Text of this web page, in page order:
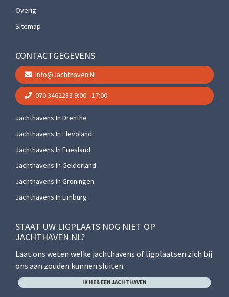
Overig
Sitemap
CONTACTGEGEVENS
Info@jachthaven.nl
070 3462283 9:00 - 17:00
Jachthavens In Drenthe
Jachthavens In Flevoland
Jachthavens In Friesland
Jachthavens In Gelderland
Jachthavens In Groningen
Jachthavens In Limburg
STAAT UW LIGPLAATS NOG NIET OP
JACHTHAVEN.NL?
Laat ons weten welke jachthavens of ligplaatsen zich bij
ons aan zouden kunnen sluiten.
IK HEB EEN JACHTHAVEN